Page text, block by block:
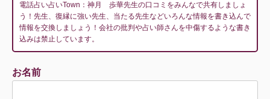
電話占い占いTown：神月 歩華先生の口コミをみんなで共有しましょ
う！先生、復縁に強い先生、当たる先生などいろんな情報を書き込んで
情報を交換しましょう！会社の批判や占い師さんを中傷するような書き
込みは禁止しています。
お名前